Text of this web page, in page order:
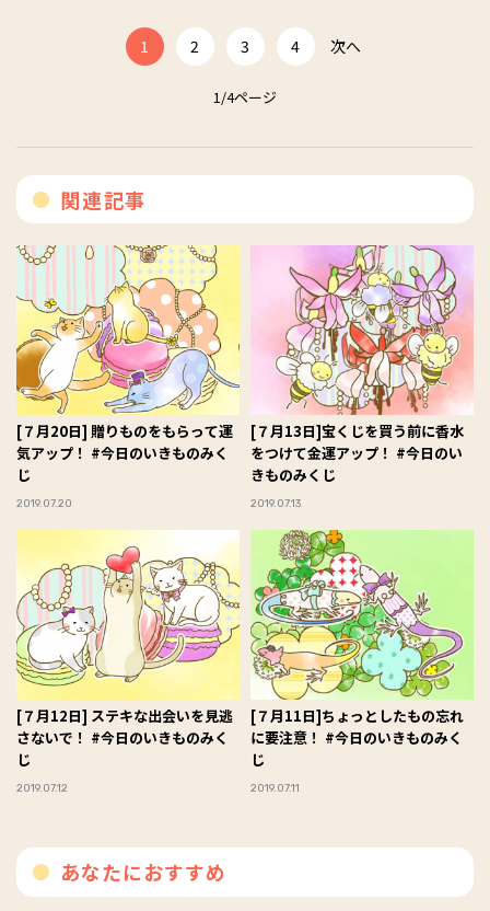
1 2 3 4 次へ
1/4ページ
関連記事
[７月20日] 贈りものをもらって運
気アップ！ #今日のいきものみく
じ
2019.07.20
[７月13日]宝くじを買う前に香水
をつけて金運アップ！ #今日のい
きものみくじ
2019.07.13
[７月12日] ステキな出会いを見逃
さないで！ #今日のいきものみく
じ
2019.07.12
[７月11日]ちょっとしたもの忘れ
に要注意！ #今日のいきものみく
じ
2019.07.11
あなたにおすすめ